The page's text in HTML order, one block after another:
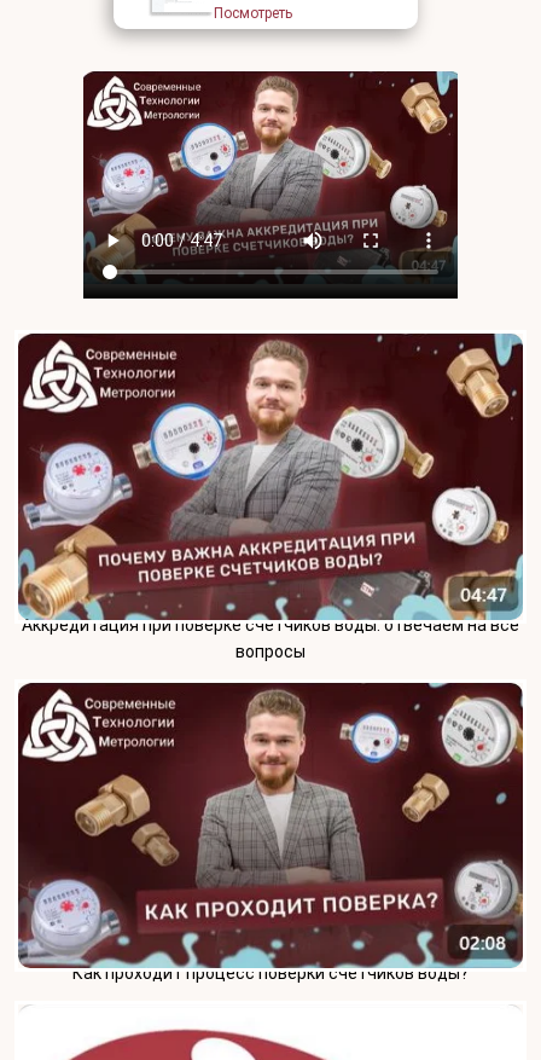
Посмотреть
Аккредитация при поверке счетчиков воды: отвечаем на все
вопросы
Как проходит процесс поверки счетчиков воды?